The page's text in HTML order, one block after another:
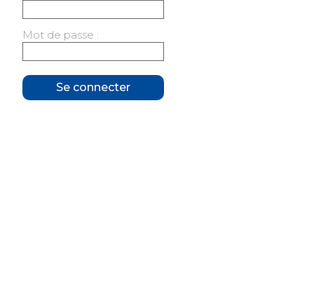
Mot de passe :